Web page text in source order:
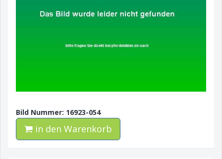
Bild Nummer: 16923-054
in den Warenkorb